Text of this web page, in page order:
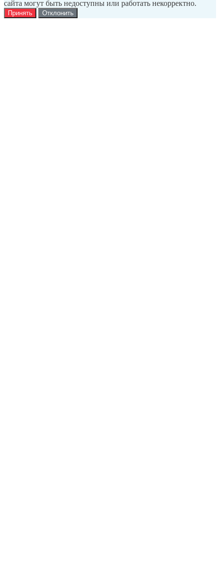
сайта могут быть недоступны или работать некорректно.
Принять Отклонить